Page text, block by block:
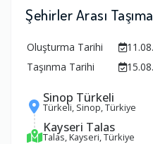
Şehirler Arası Taşıma
Oluşturma Tarihi
Taşınma Tarihi
Sinop Türkeli
Türkeli, Sinop, Türkiye
Kayseri Talas
Talas, Kayseri, Türkiye